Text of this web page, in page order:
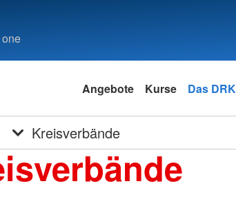
Angebote Kurse Das DRK
Kreisverbände